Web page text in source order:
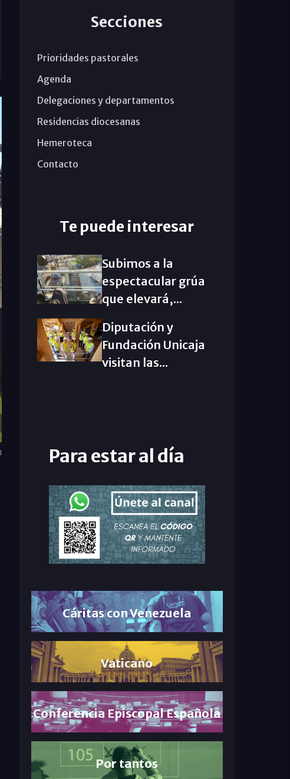
Secciones
Prioridades pastorales
Agenda
Delegaciones y departamentos
Residencias diocesanas
Hemeroteca
Contacto
Te puede interesar
Subimos a la
espectacular grúa
que elevará,...
Diputación y
Fundación Unicaja
visitan las...
Para estar al día
Cáritas con Venezuela
Vaticano
Conferencia Episcopal Española
Por tantos